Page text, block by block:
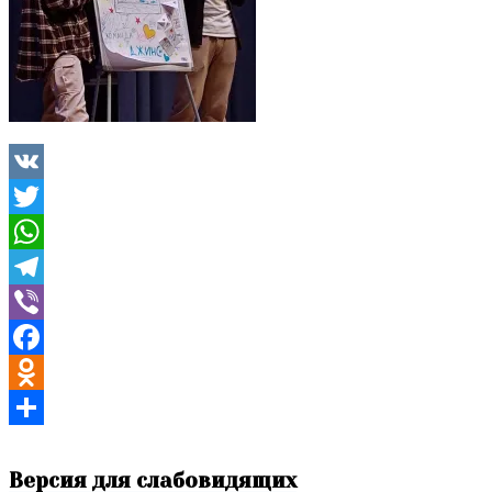
VK
Twitter
WhatsApp
Telegram
Viber
Facebook
Odnoklassniki
Версия для слабовидящих